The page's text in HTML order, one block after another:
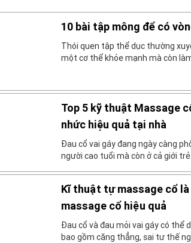
10 bài tập mông để có
Thói quen tập thể dục thường
một cơ thể khỏe mạnh mà còn
chắc, hiệu quả. Cùng tìm hiểu […]
Top 5 kỹ thuật Massage
nhức hiệu quả tại nhà
Đau cổ vai gáy đang ngày càng
người cao tuổi mà còn ở cả giới
Kĩ thuật tự massage cổ là
massage cổ hiệu quả
Đau cổ và đau mỏi vai gáy có thể
bao gồm căng thẳng, sai tư thế